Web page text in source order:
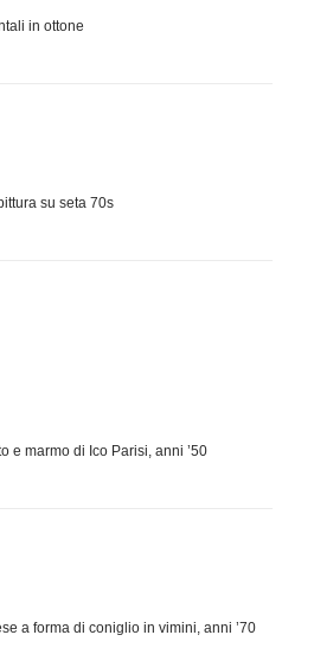
in ottone
su seta 70s
e marmo di Ico Parisi, anni ’50
a forma di coniglio in vimini, anni ’70